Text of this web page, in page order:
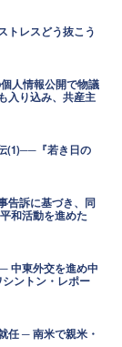
レスどう抜こう
人情報公開で物議
入り込み、共産主
(1)──『若き日の
告訴に基づき、同
和活動を進めた
中東外交を進め中
ントン・レポー
任 ─ 南米で親米・